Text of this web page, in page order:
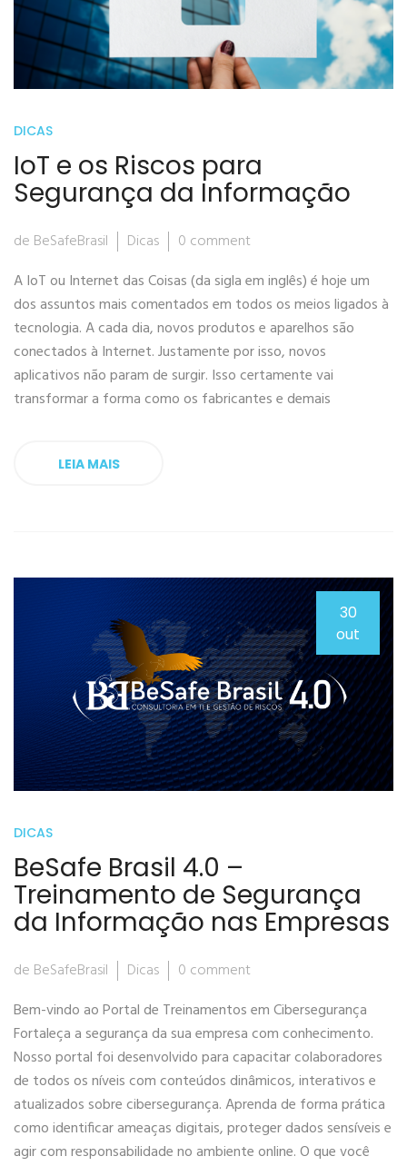
DICAS
IoT e os Riscos para
Segurança da Informação
de BeSafeBrasil Dicas
0 comment
A IoT ou Internet das Coisas (da sigla em inglês) é hoje um
dos assuntos mais comentados em todos os meios ligados à
tecnologia. A cada dia, novos produtos e aparelhos são
conectados à Internet. Justamente por isso, novos
aplicativos não param de surgir. Isso certamente vai
transformar a forma como os fabricantes e demais
LEIA MAIS
30
out
DICAS
BeSafe Brasil 4.0 –
Treinamento de Segurança
da Informação nas Empresas
de BeSafeBrasil Dicas
0 comment
Bem-vindo ao Portal de Treinamentos em Cibersegurança
Fortaleça a segurança da sua empresa com conhecimento.
Nosso portal foi desenvolvido para capacitar colaboradores
de todos os níveis com conteúdos dinâmicos, interativos e
atualizados sobre cibersegurança. Aprenda de forma prática
como identificar ameaças digitais, proteger dados sensíveis e
agir com responsabilidade no ambiente online. O que você